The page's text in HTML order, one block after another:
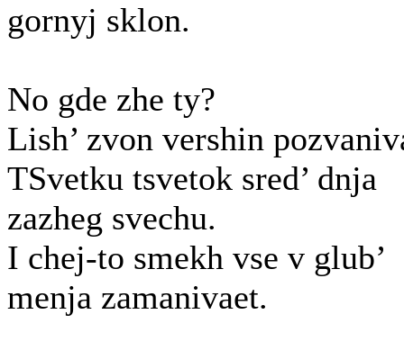
gornyj sklon.
No gde zhe ty?
Lish’ zvon vershin
TSvetku tsvetok sred’ dnja
zazheg svechu.
I chej-to smekh vse v glub’
menja zamanivaet.